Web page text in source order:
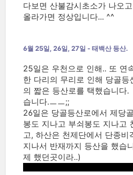
다보면 산불감시초소가 나오
올라가면 정상입니다... ^^
6월 25일, 26일, 27일 - 태백산 등산.
25일은 우천으로 인해.. 또 연
한 다리의 무리로 인해 당골등
의 짧은 등산로를 택했습니다
습니다.ㅡㅡ;;
26일은 당골등산로에서 제당
봉도 지나고 부쇠봉도 지나고
고, 하산은 천제단에서 단종비
지나서 반재까지 등산을 했습
제 했던곳이라..)